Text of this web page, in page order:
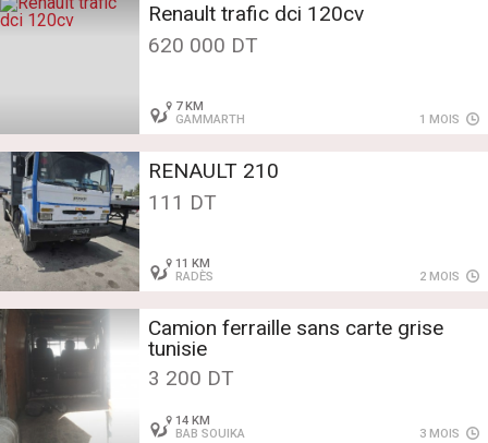
Renault trafic dci 120cv
620 000 DT
7 KM
GAMMARTH
1 MOIS
RENAULT 210
111 DT
11 KM
RADÈS
2 MOIS
Camion ferraille sans carte grise
tunisie
3 200 DT
14 KM
BAB SOUIKA
3 MOIS